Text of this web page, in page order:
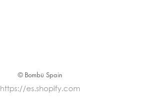
© Bombü Spain
https://es.shopify.com